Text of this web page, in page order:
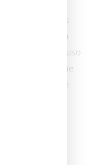
de pH
disolver las
integridad de la
de uso
fuertes que
de color